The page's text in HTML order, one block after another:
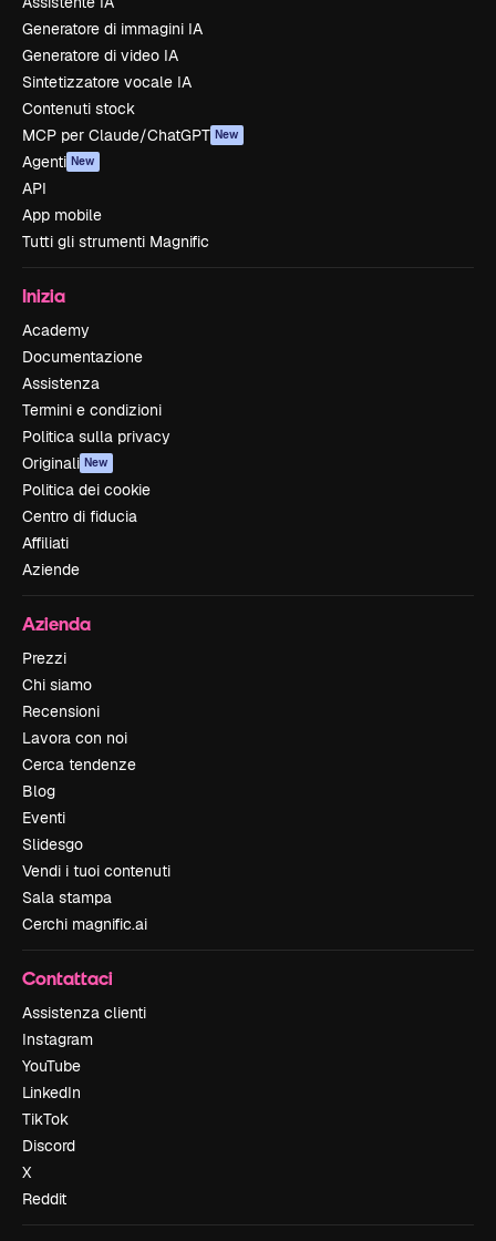
Generatore di immagini IA
Generatore di video IA
Sintetizzatore vocale IA
Contenuti stock
MCP per Claude/ChatGPT New
Agenti New
API
App mobile
Tutti gli strumenti Magnific
Inizia
Academy
Documentazione
Assistenza
Termini e condizioni
Politica sulla privacy
Originali New
Politica dei cookie
Centro di fiducia
Affiliati
Aziende
Azienda
Prezzi
Chi siamo
Recensioni
Lavora con noi
Cerca tendenze
Blog
Eventi
Slidesgo
Vendi i tuoi contenuti
Sala stampa
Cerchi magnific.ai
Contattaci
Assistenza clienti
Instagram
YouTube
LinkedIn
TikTok
Discord
X
Reddit